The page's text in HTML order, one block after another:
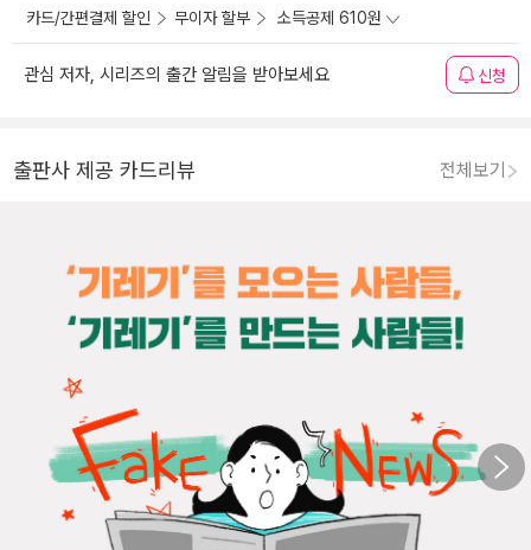
카드/간편결제 할인 무이자 할부 소득공제 610원
관심 저자, 시리즈의 출간 알림을 받아보세요 신청
출판사 제공 카드리뷰 전체보기